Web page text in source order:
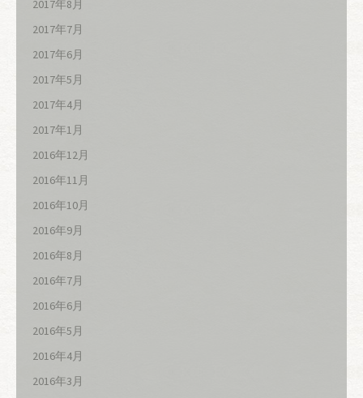
2017年8月
2017年7月
2017年6月
2017年5月
2017年4月
2017年1月
2016年12月
2016年11月
2016年10月
2016年9月
2016年8月
2016年7月
2016年6月
2016年5月
2016年4月
2016年3月